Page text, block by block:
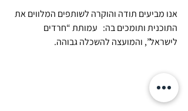
אנו מביעים תודה והוקרה לשותפים המלווים את
התוכנית ותומכים בה:   עמותת “חרדים
לישראל”, והמועצה להשכלה גבוהה.